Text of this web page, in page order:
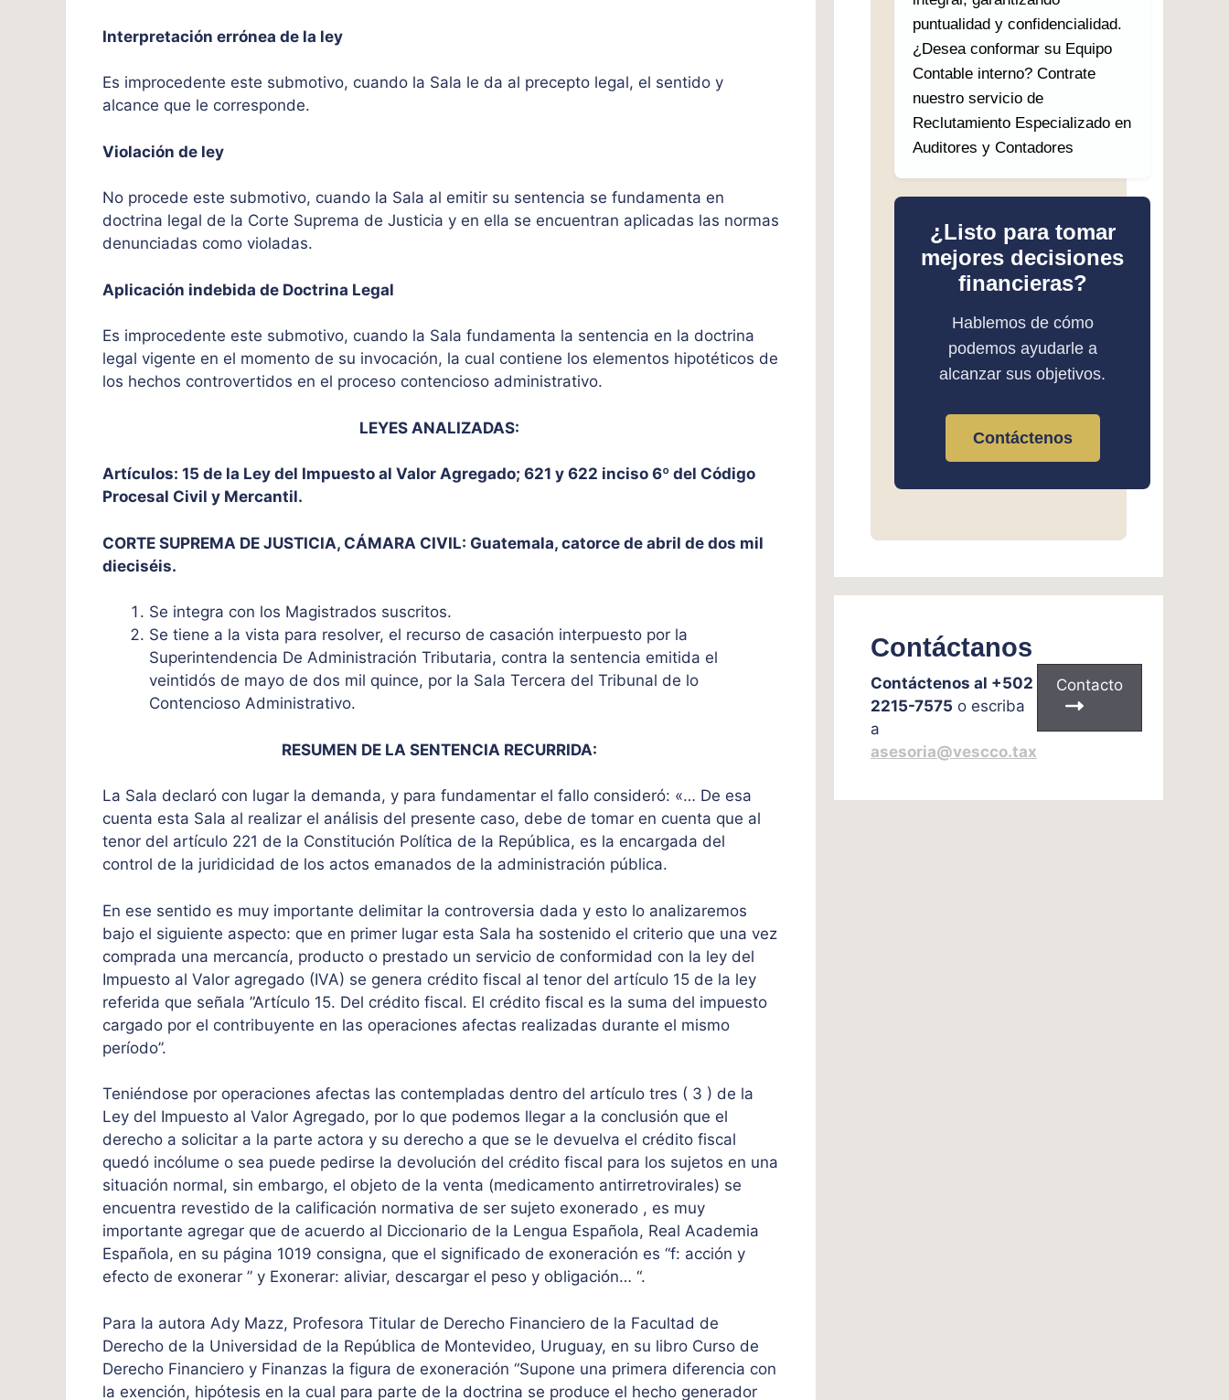
Interpretación errónea de la ley
Es improcedente este submotivo, cuando la Sala le da al precepto legal, el sentido y
alcance que le corresponde.
Violación de ley
No procede este submotivo, cuando la Sala al emitir su sentencia se fundamenta en
doctrina legal de la Corte Suprema de Justicia y en ella se encuentran aplicadas las normas
denunciadas como violadas.
Aplicación indebida de Doctrina Legal
Es improcedente este submotivo, cuando la Sala fundamenta la sentencia en la doctrina
legal vigente en el momento de su invocación, la cual contiene los elementos hipotéticos de
los hechos controvertidos en el proceso contencioso administrativo.
LEYES ANALIZADAS:
Artículos: 15 de la Ley del Impuesto al Valor Agregado; 621 y 622 inciso 6º del Código
Procesal Civil y Mercantil.
CORTE SUPREMA DE JUSTICIA, CÁMARA CIVIL: Guatemala, catorce de abril de dos mil
dieciséis.
Se integra con los Magistrados suscritos.
Se tiene a la vista para resolver, el recurso de casación interpuesto por la
Superintendencia De Administración Tributaria, contra la sentencia emitida el
veintidós de mayo de dos mil quince, por la Sala Tercera del Tribunal de lo
Contencioso Administrativo.
RESUMEN DE LA SENTENCIA RECURRIDA:
La Sala declaró con lugar la demanda, y para fundamentar el fallo consideró: «… De esa
cuenta esta Sala al realizar el análisis del presente caso, debe de tomar en cuenta que al
tenor del artículo 221 de la Constitución Política de la República, es la encargada del
control de la juridicidad de los actos emanados de la administración pública.
En ese sentido es muy importante delimitar la controversia dada y esto lo analizaremos
bajo el siguiente aspecto: que en primer lugar esta Sala ha sostenido el criterio que una vez
comprada una mercancía, producto o prestado un servicio de conformidad con la ley del
Impuesto al Valor agregado (IVA) se genera crédito fiscal al tenor del artículo 15 de la ley
referida que señala ”Artículo 15. Del crédito fiscal. El crédito fiscal es la suma del impuesto
cargado por el contribuyente en las operaciones afectas realizadas durante el mismo
período”.
Teniéndose por operaciones afectas las contempladas dentro del artículo tres ( 3 ) de la
Ley del Impuesto al Valor Agregado, por lo que podemos llegar a la conclusión que el
derecho a solicitar a la parte actora y su derecho a que se le devuelva el crédito fiscal
quedó incólume o sea puede pedirse la devolución del crédito fiscal para los sujetos en una
situación normal, sin embargo, el objeto de la venta (medicamento antirretrovirales) se
encuentra revestido de la calificación normativa de ser sujeto exonerado , es muy
importante agregar que de acuerdo al Diccionario de la Lengua Española, Real Academia
Española, en su página 1019 consigna, que el significado de exoneración es “f: acción y
efecto de exonerar ” y Exonerar: aliviar, descargar el peso y obligación… “.
Para la autora Ady Mazz, Profesora Titular de Derecho Financiero de la Facultad de
Derecho de la Universidad de la República de Montevideo, Uruguay, en su libro Curso de
Derecho Financiero y Finanzas la figura de exoneración “Supone una primera diferencia con
la exención, hipótesis en la cual para parte de la doctrina se produce el hecho generador
puntualidad y confidencialidad.
¿Desea conformar su Equipo
Contable interno? Contrate
nuestro servicio de
Reclutamiento Especializado en
Auditores y Contadores
¿Listo para tomar
mejores decisiones
financieras?
Hablemos de cómo
podemos ayudarle a
alcanzar sus objetivos.
Contáctenos
Contáctanos
Contáctenos al +502
2215-7575 o escriba
a
asesoria@vescco.tax
Contacto